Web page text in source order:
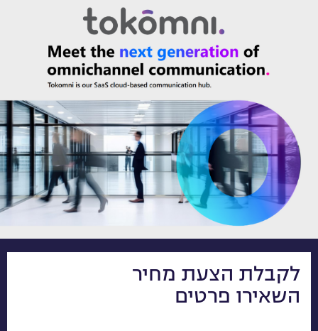
לקבלת הצעת מחיר
השאירו פרטים